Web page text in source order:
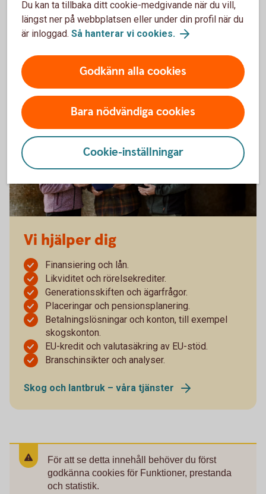
utmaningar som följer med att driva en verksamhet
på heltid.
Välkommen att kontakta din lokala
specialist!
Vi hjälper dig
Finansiering och lån.
Likviditet och rörelsekrediter.
Generationsskiften och ägarfrågor.
Placeringar och pensionsplanering.
Betalningslösningar och konton, till exempel
skogskonton.
EU-kredit och valutasäkring av EU-stöd.
Branschinsikter och analyser.
Skog och lantbruk – våra tjänster
För att se detta innehåll behöver du först
godkänna cookies för Funktioner, prestanda
och statistik.
Du kan ta tillbaka ditt cookie-medgivande när du vill,
längst ner på webbplatsen eller under din profil när du
är inloggad. Så hanterar vi cookies.
Godkänn alla cookies
Bara nödvändiga cookies
Cookie-inställningar